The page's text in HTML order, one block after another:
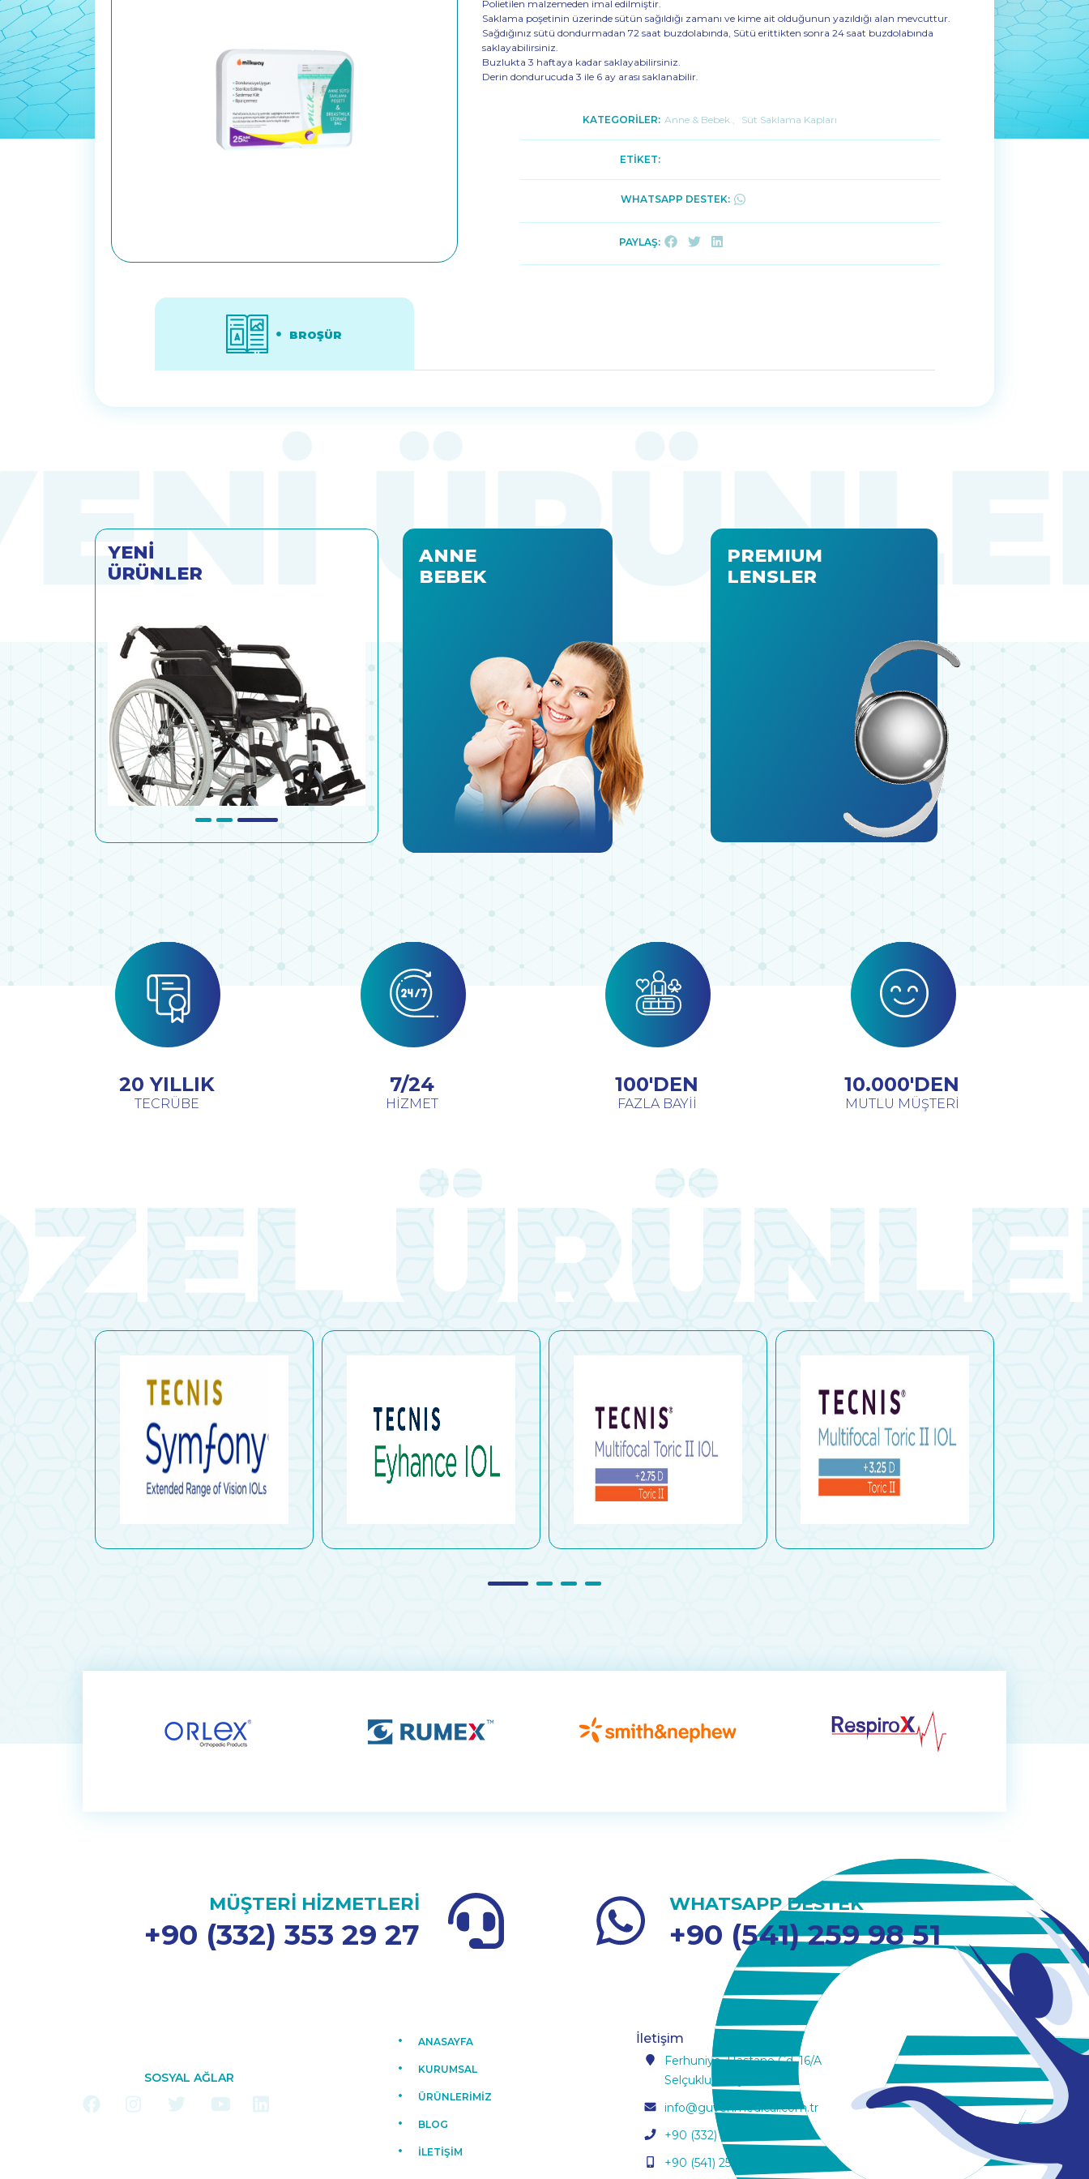
Polietilen malzemeden imal edilmiştir.
Saklama poşetinin üzerinde sütün sağıldığı zamanı ve kime ait olduğunun yazıldığı alan mevcuttur.
Sağdığınız sütü dondurmadan 72 saat buzdolabında, Sütü erittikten sonra 24 saat buzdolabında
saklayabilirsiniz.
Buzlukta 3 haftaya kadar saklayabilirsiniz.
Derin dondurucuda 3 ile 6 ay arası saklanabilir.
KATEGORİLER: Anne & Bebek, Süt Saklama Kapları
ETİKET:
WHATSAPP DESTEK:
PAYLAŞ:
BROŞÜR
YENİ
ÜRÜNLER
ANNE
BEBEK
PREMIUM
LENSLER
20 YILLIK
TECRÜBE
7/24
HİZMET
100'DEN
FAZLA BAYİİ
10.000'DEN
MUTLU MÜŞTERİ
MÜŞTERİ HİZMETLERİ
+90 (332) 353 29 27
WHATSAPP DESTEK
+90 (541) 259 98 51
SOSYAL AĞLAR
ANASAYFA
KURUMSAL
ÜRÜNLERİMİZ
BLOG
İLETİŞİM
İletişim
Ferhuniye, Hastane Cd. 16/A
Selçuklu/Konya
info@guvenmedical.com.tr
+90 (332) 353 29 27
+90 (541) 259 98 51